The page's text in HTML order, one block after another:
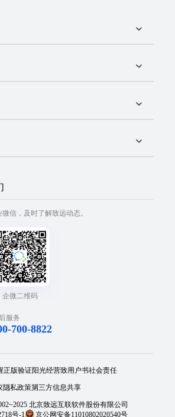
信，及时了解致远动态。
企微二维码
服务
700-8822
正版验证阳光经营致用户书社会责任
隐私政策第三方信息共享
北京致远互联软件股份有限公司
号-1
京公网安备11010802020540号